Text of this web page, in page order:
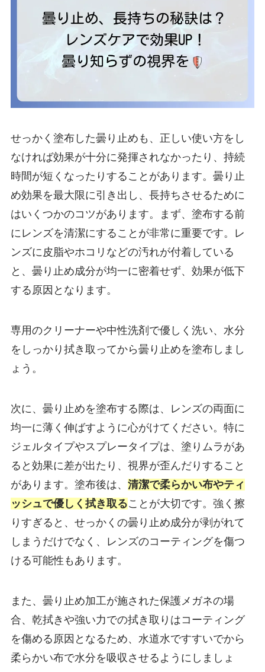
せっかく塗布した曇り止めも、正しい使い方をし
なければ効果が十分に発揮されなかったり、持続
時間が短くなったりすることがあります。曇り止
め効果を最大限に引き出し、長持ちさせるために
はいくつかのコツがあります。まず、塗布する前
にレンズを清潔にすることが非常に重要です。レ
ンズに皮脂やホコリなどの汚れが付着している
と、曇り止め成分が均一に密着せず、効果が低下
する原因となります。
専用のクリーナーや中性洗剤で優しく洗い、水分
をしっかり拭き取ってから曇り止めを塗布しまし
ょう。
次に、曇り止めを塗布する際は、レンズの両面に
均一に薄く伸ばすように心がけてください。特に
ジェルタイプやスプレータイプは、塗りムラがあ
ると効果に差が出たり、視界が歪んだりすること
があります。塗布後は、 清潔で柔らかい布やティ
ッシュで優しく拭き取ることが大切です。強く擦
りすぎると、せっかくの曇り止め成分が剥がれて
しまうだけでなく、レンズのコーティングを傷つ
ける可能性もあります。
また、曇り止め加工が施された保護メガネの場
合、乾拭きや強い力での拭き取りはコーティング
を傷める原因となるため、水道水ですすいでから
柔らかい布で水分を吸収させるようにしましょ